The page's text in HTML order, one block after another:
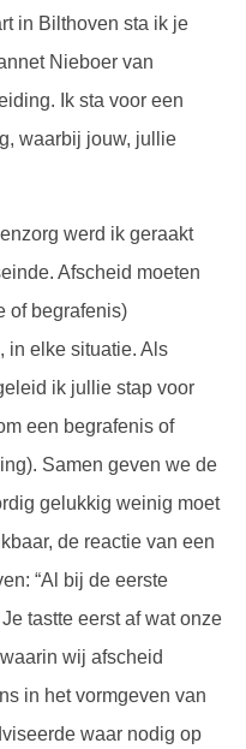
in Bilthoven sta ik je
Nieboer van
Ik sta voor een
waarbij jouw, jullie
werd ik geraakt
Afscheid moeten
of begrafenis)
in elke situatie. Als
ik jullie stap voor
een begrafenis of
Samen geven we de
gelukkig weinig moet
de reactie van een
“Al bij de eerste
tastte eerst af wat onze
wij afscheid
in het vormgeven van
waar nodig op